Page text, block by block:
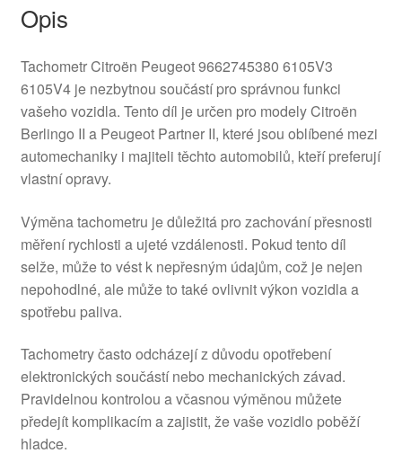
Opis
Tachometr Citroën Peugeot 9662745380 6105V3
6105V4 je nezbytnou součástí pro správnou funkci
vašeho vozidla. Tento díl je určen pro modely Citroën
Berlingo II a Peugeot Partner II, které jsou oblíbené mezi
automechaniky i majiteli těchto automobilů, kteří preferují
vlastní opravy.
Výměna tachometru je důležitá pro zachování přesnosti
měření rychlosti a ujeté vzdálenosti. Pokud tento díl
selže, může to vést k nepřesným údajům, což je nejen
nepohodlné, ale může to také ovlivnit výkon vozidla a
spotřebu paliva.
Tachometry často odcházejí z důvodu opotřebení
elektronických součástí nebo mechanických závad.
Pravidelnou kontrolou a včasnou výměnou můžete
předejít komplikacím a zajistit, že vaše vozidlo poběží
hladce.